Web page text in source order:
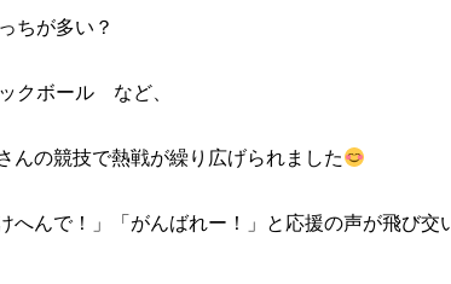
ちが多い？
クボール など、
んの競技で熱戦が繰り広げられました
けへんで！」「がんばれー！」と応援の声が飛び